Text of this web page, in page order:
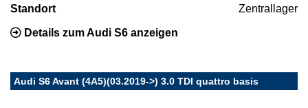
Standort Zentrallager
Details zum Audi S6 anzeigen
Audi S6 Avant (4A5)(03.2019->) 3.0 TDI quattro basis